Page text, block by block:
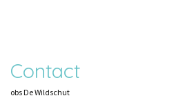
Contact
obs De Wildschut